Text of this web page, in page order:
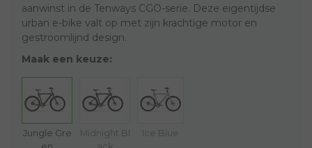
aanwinst in de Tenways CGO-serie. Deze eigentijdse
urban e-bike valt op met zijn krachtige motor en
gestroomlijnd design.
Maak een keuze:
Jungle Gre
Midnight Bl
Ice Blue